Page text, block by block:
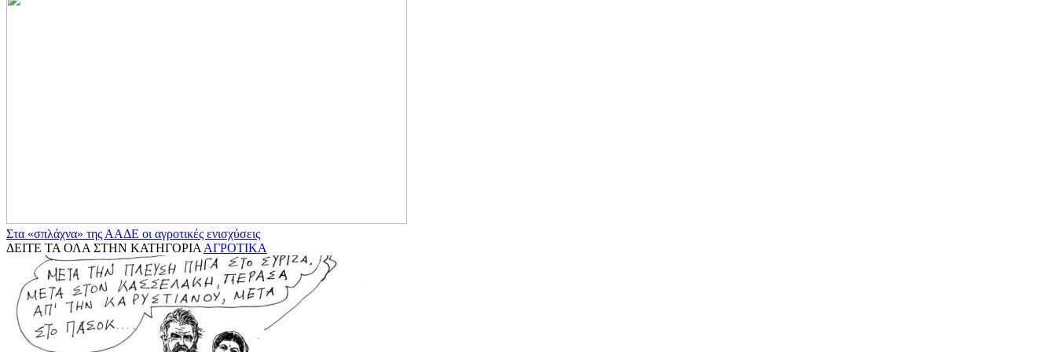
Στα «σπλάχνα» της ΑΑΔΕ οι αγροτικές ενισχύσεις
ΔΕΙΤΕ ΤΑ ΟΛΑ ΣΤΗΝ ΚΑΤΗΓΟΡΙΑ ΑΓΡΟΤΙΚΑ